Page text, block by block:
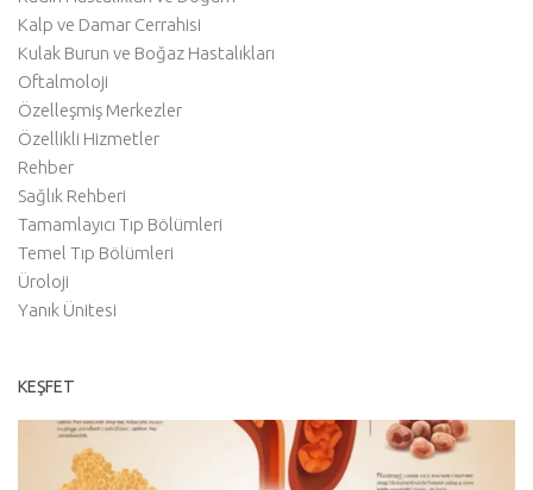
Kalp ve Damar Cerrahisi
Kulak Burun ve Boğaz Hastalıkları
Oftalmoloji
Özelleşmiş Merkezler
Özellikli Hizmetler
Rehber
Sağlık Rehberi
Tamamlayıcı Tıp Bölümleri
Temel Tıp Bölümleri
Üroloji
Yanık Ünitesi
KEŞFET